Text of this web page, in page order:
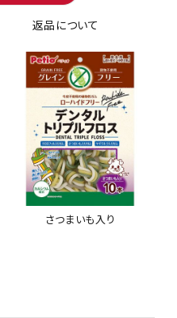
返品について
さつまいも入り